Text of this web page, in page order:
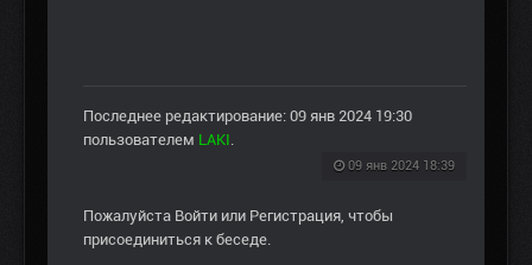
Последнее редактирование: 09 янв 2024 19:30
пользователем LAKI.
09 янв 2024 18:39
Пожалуйста Войти или Регистрация, чтобы
присоединиться к беседе.